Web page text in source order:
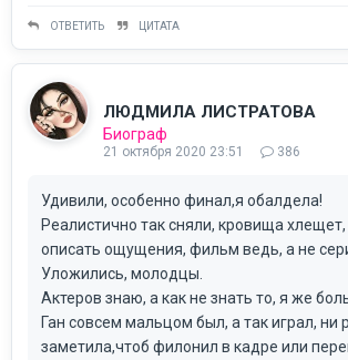
ОТВЕТИТЬ ЦИТАТА
ЛЮДМИЛА ЛИСТРАТОВА
Биограф
21 октября 2020 23:51 386
Удивили, особенно финал,я обалдела!
Реалистично так сняли, кровища хлещет,
описать ощущения, фильм ведь, а не
Уложились, молодцы.
Актеров знаю, а как не знать то, я же
Ган совсем мальцом был, а так играл, ни
заметила,чтоб филонил в кадре или